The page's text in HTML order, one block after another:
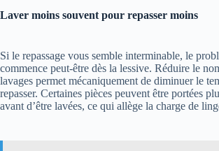
Laver moins souvent pour repasser moins
Si le repassage vous semble interminable, le
commence peut-être dès la lessive. Réduire le
lavages permet mécaniquement de diminuer le
repasser. Certaines pièces peuvent être portées
avant d’être lavées, ce qui allège la charge de